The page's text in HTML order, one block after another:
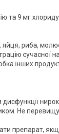
та 9 мг
риба,
сучасної
інших
Не
препарат,